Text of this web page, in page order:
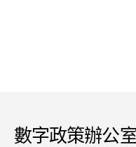
數字政策辦公